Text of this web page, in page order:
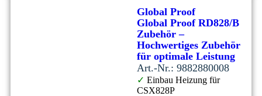
Global Proof
Global Proof RD828/B
Zubehör –
Hochwertiges Zubehör
für optimale Leistung
Art.-Nr.: 9882880008
✓ Einbau Heizung für
CSX828P